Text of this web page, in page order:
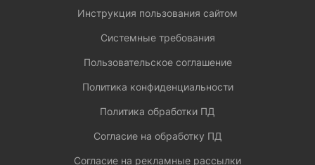
Инструкция пользования сайтом
Системные требования
Пользовательское соглашение
Политика конфиденциальности
Политика обработки ПД
Согласие на обработку ПД
Согласие на рекламные рассылки